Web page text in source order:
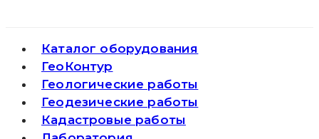
Каталог оборудования
ГеоКонтур
Геологические работы
Геодезические работы
Кадастровые работы